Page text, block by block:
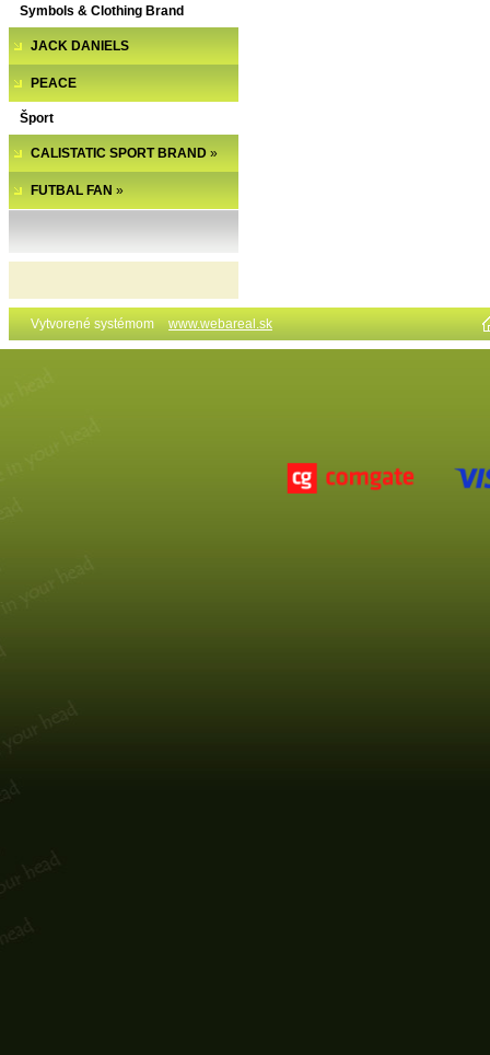
Symbols & Clothing Brand
JACK DANIELS
PEACE
Šport
CALISTATIC SPORT BRAND »
FUTBAL FAN »
Vytvorené systémom www.webareal.sk